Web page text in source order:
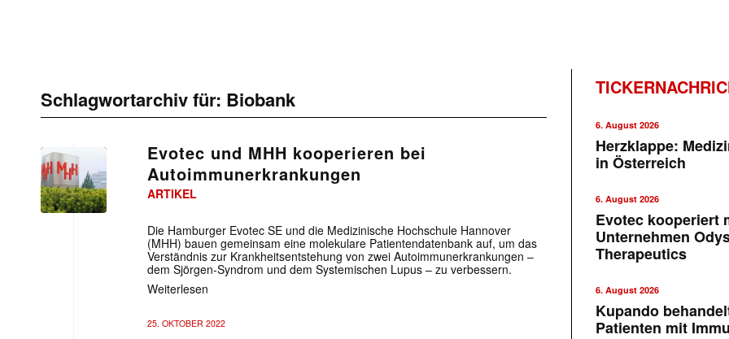
Schlagwortarchiv für: Biobank
Evotec und MHH kooperieren bei
Autoimmunerkrankungen
ARTIKEL
Die Hamburger Evotec SE und die Medizinische Hochschule Hannover
(MHH) bauen gemeinsam eine molekulare Patientendatenbank auf, um das
Verständnis zur Krankheitsentstehung von zwei Autoimmunerkrankungen –
dem Sjörgen-Syndrom und dem Systemischen Lupus – zu verbessern.
Weiterlesen
25. OKTOBER 2022
6. August 2026
Herzklappe:
in Österreich
6. August 2026
Evotec kooperiert
Unternehmen
Therapeutics
6. August 2026
Kupando
Patienten mit